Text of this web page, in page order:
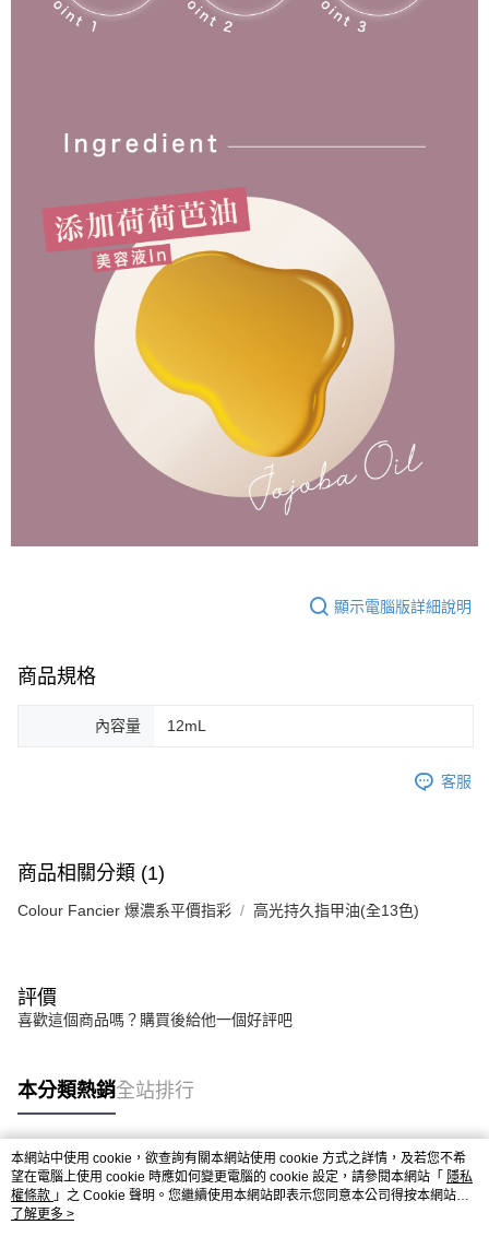
顯示電腦版詳細說明
商品規格
內容量 12mL
客服
商品相關分類 (1)
Colour Fancier 爆濃系平價指彩 高光持久指甲油(全13色)
評價
喜歡這個商品嗎？購買後給他一個好評吧
本分類熱銷全站排行
熱門標籤
本網站中使用 cookie，欲查詢有關本網站使用 cookie 方式之詳情，及若您不希
望在電腦上使用 cookie 時應如何變更電腦的 cookie 設定，請參閱本網站「 隱私
權條款 」之 Cookie 聲明。您繼續使用本網站即表示您同意本公司得按本網站使
用條款之 Cookie 聲明使用 cookie。
了解更多 >